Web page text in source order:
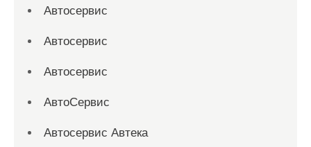
Автосервис
Автосервис
Автосервис
АвтоСервис
Автосервис Автека